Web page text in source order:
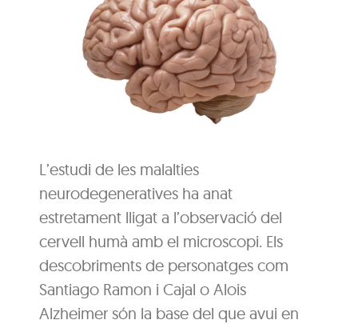
L’estudi de les malalties
neurodegeneratives ha anat
estretament lligat a l’observació del
cervell humà amb el microscopi. Els
descobriments de personatges com
Santiago Ramon i Cajal o Alois
Alzheimer són la base del que avui en